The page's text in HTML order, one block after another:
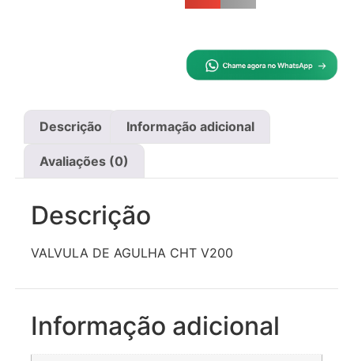
Descrição Informação adicional
Avaliações (0)
Descrição
VALVULA DE AGULHA CHT V200
Informação adicional